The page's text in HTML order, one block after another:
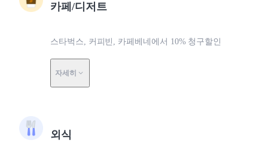
카페/디저트
스타벅스, 커피빈, 카페베네에서 10% 청구할인
자세히
외식